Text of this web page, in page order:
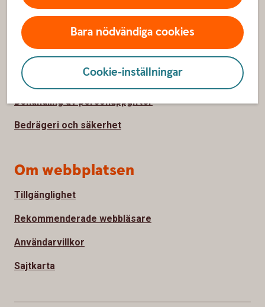
Bara nödvändiga cookies
Cookie-inställningar
Säkerhet och integritet
Ta tillbaka cookie-medgivande
Så hanterar vi cookies
Behandling av personuppgifter
Bedrägeri och säkerhet
Om webbplatsen
Tillgänglighet
Rekommenderade webbläsare
Användarvillkor
Sajtkarta